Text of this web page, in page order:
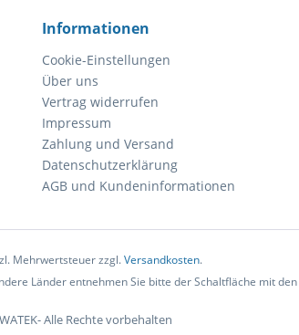
Informationen
Cookie-Einstellungen
Über uns
Vertrag widerrufen
Impressum
Zahlung und Versand
Datenschutzerklärung
AGB und Kundeninformationen
Mehrwertsteuer zzgl.Versandkosten.
Länder entnehmen Sie bitte der Schaltfläche mit den
Alle Rechte vorbehalten